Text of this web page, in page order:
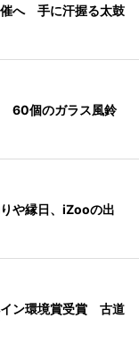
催へ 手に汗握る太鼓
60個のガラス風鈴
や縁日、iZooの出
イン環境賞受賞 古道